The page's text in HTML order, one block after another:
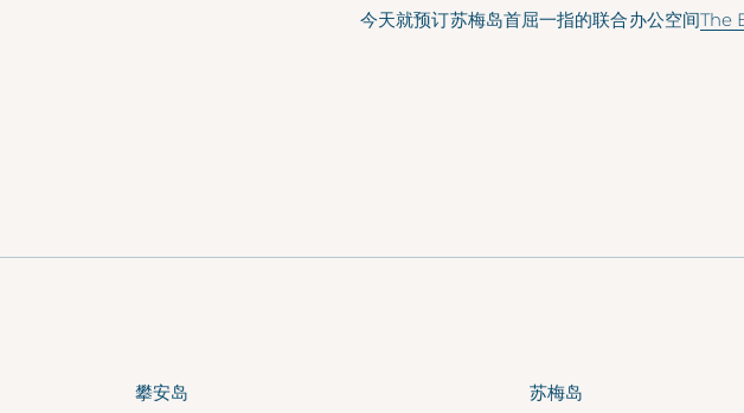
今天就预订苏梅岛首屈一指的联合办公空间The
攀安岛
苏梅岛